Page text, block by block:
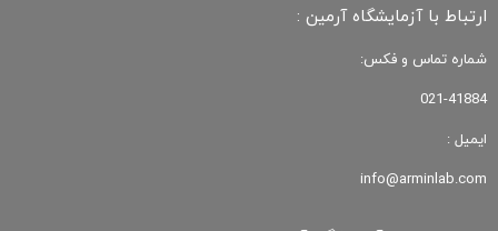
ارتباط با آزمایشگاه آرمین :
شماره تماس و فکس:
021-41884
ایمیل :
info@arminlab.com